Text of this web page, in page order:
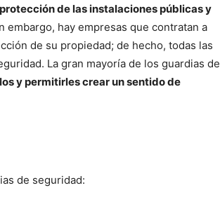
protección de las instalaciones públicas y
embargo, hay empresas que contratan a
de su propiedad; de hecho, todas las
La gran mayoría de los guardias de
y permitirles crear un sentido de
de seguridad: